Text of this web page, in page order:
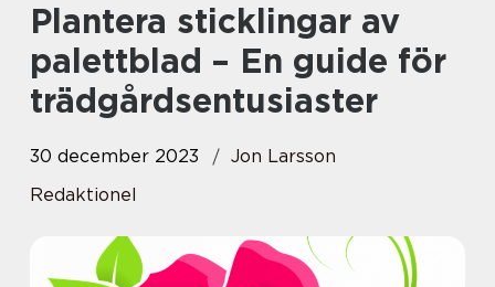
Plantera sticklingar av
palettblad – En guide för
trädgårdsentusiaster
30 december 2023
Jon Larsson
Redaktionel